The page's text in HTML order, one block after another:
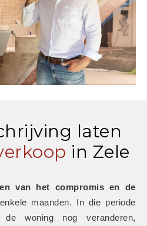
laten
in Zele
van het compromis en de
maanden. In die periode
woning nog veranderen,